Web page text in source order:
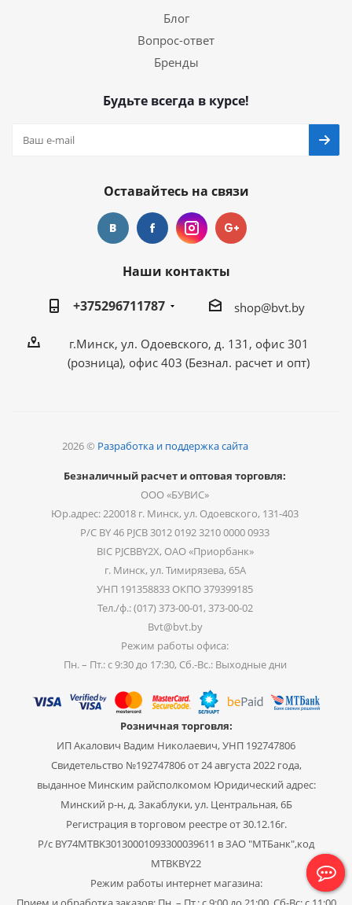
Блог
Вопрос-ответ
Бренды
Будьте всегда в курсе!
Оставайтесь на связи
Наши контакты
+375296711787
shop@bvt.by
г.Минск, ул. Одоевского, д. 131, офис 301
(розница), офис 403 (Безнал. расчет и опт)
2026 © Разработка и поддержка сайта
Безналичный расчет и оптовая торговля:
ООО «БУВИС»
Юр.адрес: 220018 г. Минск, ул. Одоевского, 131-403
Р/С BY 46 PJCB 3012 0192 3210 0000 0933
BIC PJCBBY2X, ОАО «Приорбанк»
г. Минск, ул. Тимирязева, 65А
УНП 191358833 ОКПО 379399185
Тел./ф.: (017) 373-00-01, 373-00-02
Bvt@bvt.by
Режим работы офиса:
Пн. – Пт.: с 9:30 до 17:30, Сб.-Вс.: Выходные дни
Розничная торговля:
ИП Акалович Вадим Николаевич, УНП 192747806
Свидетельство №192747806 от 24 августа 2022 года,
выданное Минским райсполкомом Юридический адрес:
Минский р-н, д. Закаблуки, ул. Центральная, 6Б
Регистрация в торговом реестре от 30.12.16г.
Р/с BY74MTBK30130001093300039611 в ЗАО "МТБанк",код
MTBKBY22
Режим работы интернет магазина: